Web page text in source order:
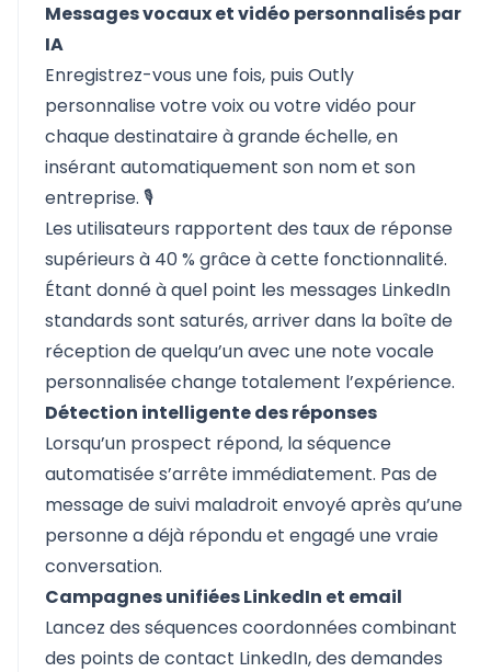
Messages vocaux et vidéo personnalisés par
IA
Enregistrez-vous une fois, puis Outly
personnalise votre voix ou votre vidéo pour
chaque destinataire à grande échelle, en
insérant automatiquement son nom et son
entreprise. 🎙️
Les utilisateurs rapportent des taux de réponse
supérieurs à 40 % grâce à cette fonctionnalité.
Étant donné à quel point les messages LinkedIn
standards sont saturés, arriver dans la boîte de
réception de quelqu’un avec une note vocale
personnalisée change totalement l’expérience.
Détection intelligente des réponses
Lorsqu’un prospect répond, la séquence
automatisée s’arrête immédiatement. Pas de
message de suivi maladroit envoyé après qu’une
personne a déjà répondu et engagé une vraie
conversation.
Campagnes unifiées LinkedIn et email
Lancez des séquences coordonnées combinant
des points de contact LinkedIn, des demandes